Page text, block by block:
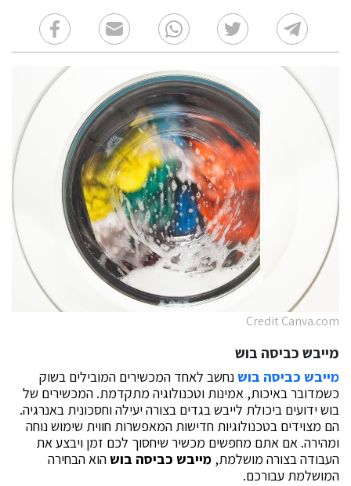
Credit Canva.com
מייבש כביסה בוש
מייבש כביסה בושנחשב לאחד המכשירים המובילים בשוק
כשמדובר באיכות, אמינות וטכנולוגיה מתקדמת. המכשירים של
בוש ידועים ביכולת לייבש בגדים בצורה יעילה וחסכונית באנרגיה.
הם מצוידים בטכנולוגיות חדישות המאפשרות חווית שימוש נוחה
ומהירה. אם אתם מחפשים מכשיר שיחסוך לכם זמן ויבצע את
העבודה בצורה מושלמת, מייבש כביסה בושהוא הבחירה
המושלמת עבורכם.